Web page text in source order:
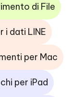
di File
i dati LINE
per Mac
per iPad